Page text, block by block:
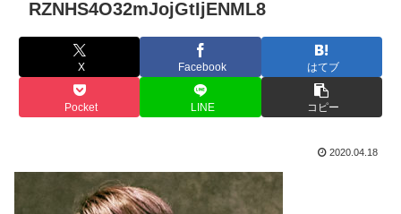
RZNHS4O32mJojGtIjENML8
X Facebook はてブ
Pocket LINE コピー
2020.04.18